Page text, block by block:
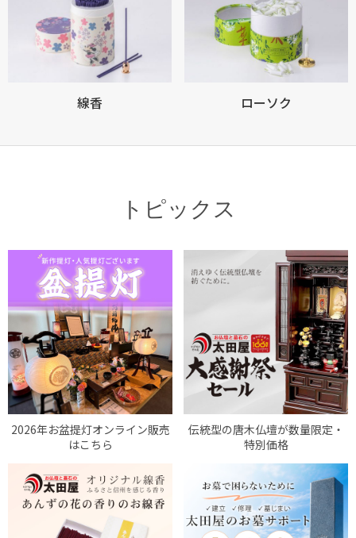
お買い物を続ける カートへ進む
線香 ローソク
トピックス
2026年お盆提灯オンライン販売
はこちら
伝統型の唐木仏壇が数量限定・
特別価格